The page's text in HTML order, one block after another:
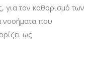
για τον καθορισμό των
νοσήματα που
ως